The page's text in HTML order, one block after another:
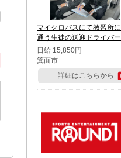
マイクロバスにて教習所に
通う生徒の送迎ドライバー
日給 15,850円
箕面市
詳細はこちらから